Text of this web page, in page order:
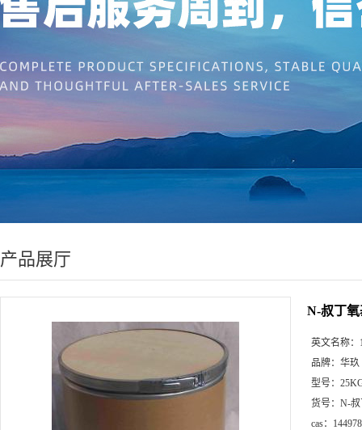
产品展厅
N-叔丁
英文名称：
品牌： 华玖
型号：
货号： N-
cas：